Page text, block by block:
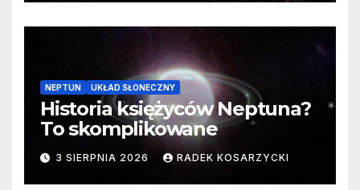
NEPTUN UKŁAD SŁONECZNY
Historia księżyców Neptuna?
To skomplikowane
3 SIERPNIA 2026 RADEK KOSARZYCKI